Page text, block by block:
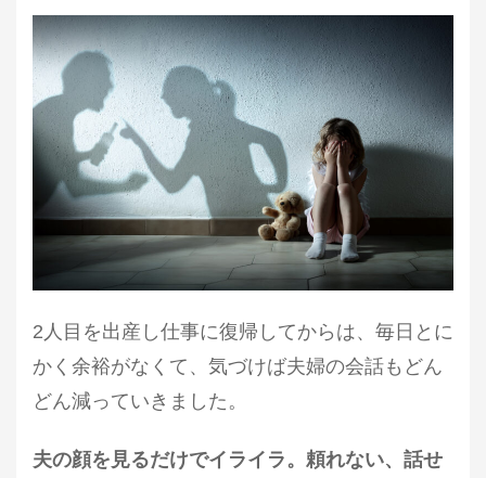
2人目を出産し仕事に復帰してからは、毎日とに
かく余裕がなくて、気づけば夫婦の会話もどん
どん減っていきました。
夫の顔を見るだけでイライラ。頼れない、話せ